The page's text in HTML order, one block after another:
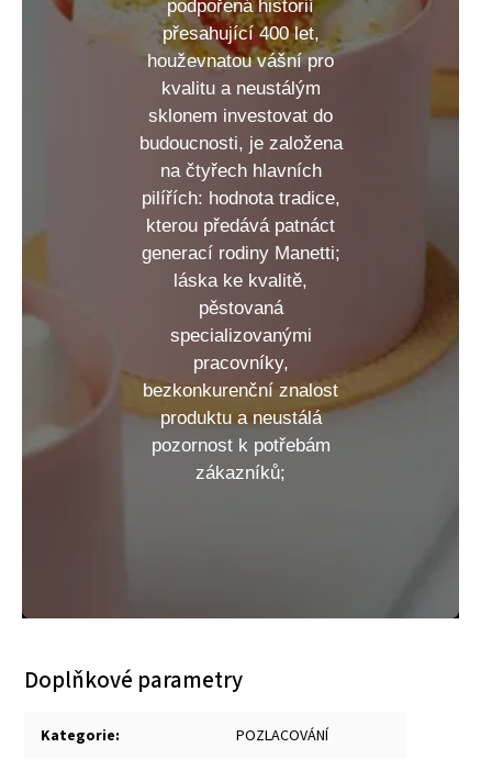
podpořená historií
přesahující 400 let,
houževnatou vášní pro
kvalitu a neustálým
sklonem investovat do
budoucnosti, je založena
na čtyřech hlavních
pilířích: hodnota tradice,
kterou předává patnáct
generací rodiny Manetti;
láska ke kvalitě,
pěstovaná
specializovanými
pracovníky,
bezkonkurenční znalost
produktu a neustálá
pozornost k potřebám
zákazníků;
Doplňkové parametry
Kategorie: POZLACOVÁNÍ